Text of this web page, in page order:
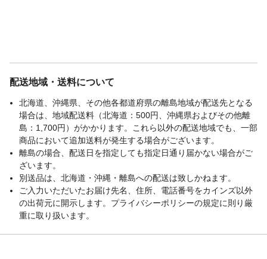
配送地域・送料について
北海道、沖縄県、その他各都道府県の離島地域が配送先となる
場合は、地域配送料（北海道：500円、沖縄県およびその他離
島：1,700円）がかかります。これら以外の配送地域でも、一部
商品において追加送料が発生する場合がございます。
離島の場合、配送日を指定しても指定日通り届かない場合がご
ざいます。
別送品は、北海道・沖縄・離島への配送は致しかねます。
ご入力いただいたお届け先名、住所、電話番号をカインズ以外
の出荷元に開示します。プライバシーポリシーの規定に則り厳
重に取り扱います。